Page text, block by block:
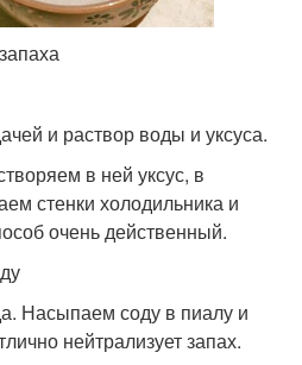
и раствор воды и уксуса.
в ней уксус, в
стенки холодильника и
очень действенный.
Насыпаем соду в пиалу и
нейтрализует запах.